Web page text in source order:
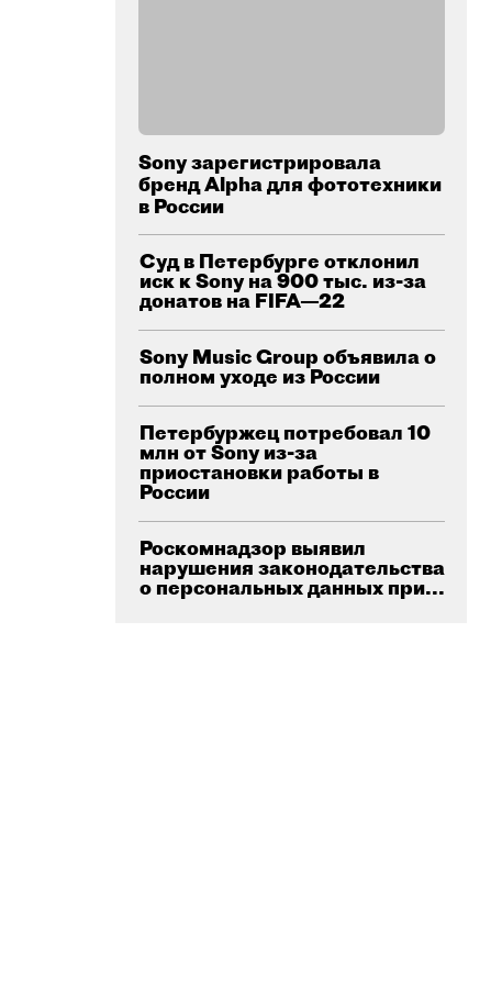
Sony зарегистрировала
бренд Alpha для фототехники
в России
Суд в Петербурге отклонил
иск к Sony на 900 тыс. из-за
донатов на FIFA—22
Sony Music Group объявила о
полном уходе из России
Петербуржец потребовал 10
млн от Sony из-за
приостановки работы в
России
Роскомнадзор выявил
нарушения законодательства
о персональных данных при...